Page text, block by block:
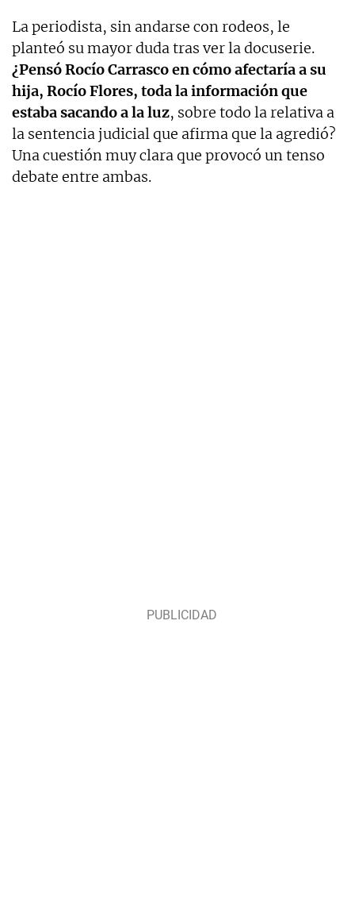
La periodista, sin andarse con rodeos, le
planteó su mayor duda tras ver la docuserie.
¿Pensó Rocío Carrasco en cómo afectaría a su
hija, Rocío Flores, toda la información que
estaba sacando a la luz, sobre todo la relativa a
la sentencia judicial que afirma que la agredió?
Una cuestión muy clara que provocó un tenso
debate entre ambas.